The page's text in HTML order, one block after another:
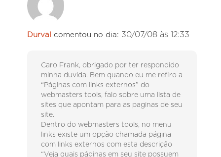
Durval comentou no dia: 30/07/08 às 12:33
Caro Frank, obrigado por ter respondido
minha duvida. Bem quando eu me refiro a
“Páginas com links externos” do
webmasters tools, falo sobre uma lista de
sites que apontam para as paginas de seu
site.
Dentro do webmasters tools, no menu
links existe um opção chamada página
com links externos com esta descrição
“Veja quais páginas em seu site possuem